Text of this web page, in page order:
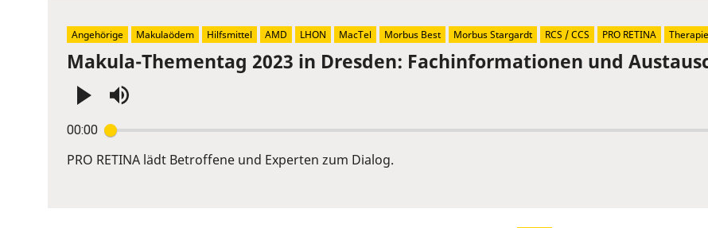
Makula-Thementag 2023 in Dresden: Fachinformationen und
00:00
Enter
or
PRO RETINA lädt Betroffene und Experten zum Dialog.
Angehörige Makulaödem Hilfsmittel AMD LHON MacTel Morbus Best Morbus Stargardt RCS / CCS PRO RETINA Therapie